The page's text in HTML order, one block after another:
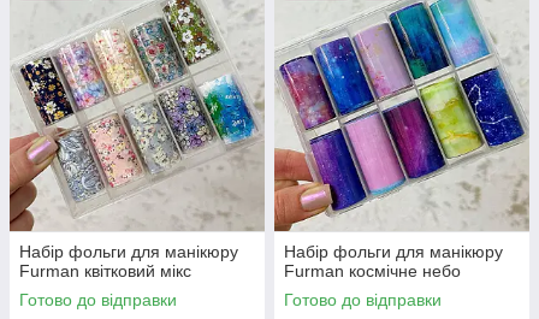
Набір фольги для манікюру
Furman квітковий мікс
Готово до відправки
Набір фольги для манікюру
Furman космічне небо
Готово до відправки